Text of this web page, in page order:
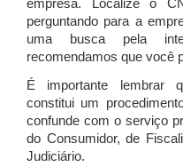
empresa. Localize o
perguntando para a
uma busca pela
recomendamos que você
É importante lembrar
constitui um
confunde com o serviço
do Consumidor, de
Judiciário.